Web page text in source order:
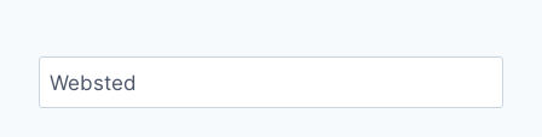
Websted